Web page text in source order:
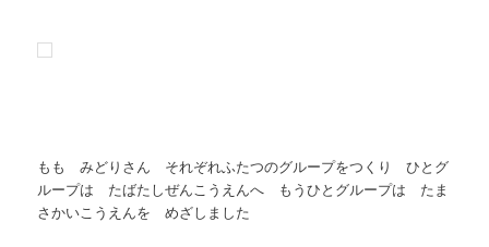
もも みどりさん それぞれふたつのグループをつくり ひとグ
ループは たばたしぜんこうえんへ もうひとグループは たま
さかいこうえんを めざしました